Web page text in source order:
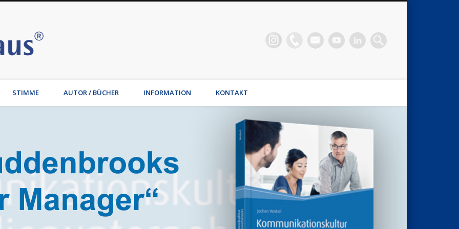
Stimmhaus | Hamburg – Jochen Waibel
Wirtschaftsmediation, Familienmediation, Familienunternehmen: Jochen Waibel, Stimmhaus Coach, Wirtschaftsmediator
STIMME AUTOR / BÜCHER INFORMATION KONTAKT